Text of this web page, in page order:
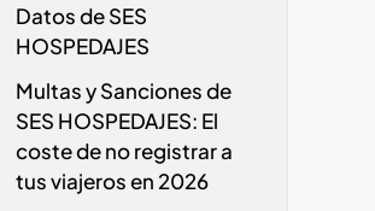
Datos de SES
HOSPEDAJES
Multas y Sanciones de
SES HOSPEDAJES: El
coste de no registrar a
tus viajeros en 2026